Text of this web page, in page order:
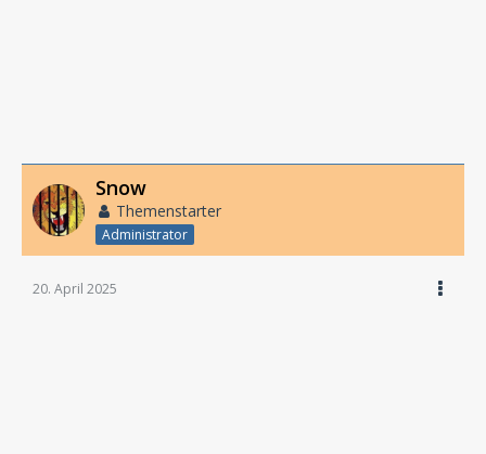
Snow
Themenstarter
Administrator
20. April 2025